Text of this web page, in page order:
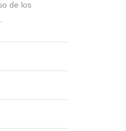
de los